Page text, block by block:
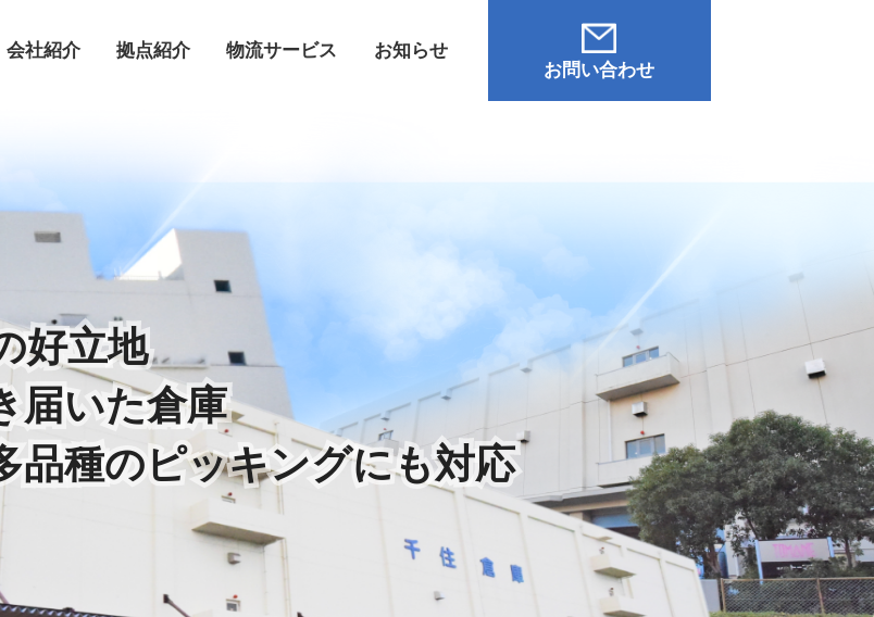
会社紹介 拠点紹介 物流サービス
お知らせ
お問い合わせ
好立地
届いた倉庫
品種のピッキングにも対応
好立地
届いた倉庫
品種のピッキングにも対応